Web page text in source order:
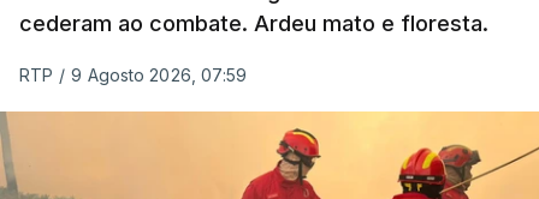
cederam ao combate. Ardeu mato e floresta.
RTP / 9 Agosto 2026, 07:59